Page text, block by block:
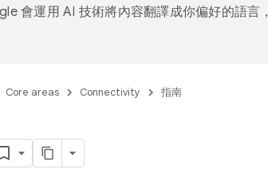
會運用 AI 技術將內容翻譯成你偏好的語言，
Core areas Connectivity 指南